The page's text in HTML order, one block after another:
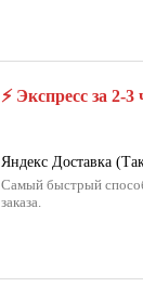
⚡ Экспресс за 2-3
Яндекс Доставка
Самый быстрый
заказа.